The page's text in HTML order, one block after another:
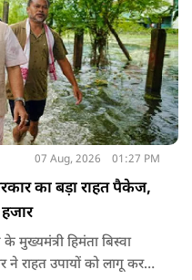
07 Aug, 2026 01:27 PM
का बड़ा राहत पैकेज,
ने राहत उपायों को लागू करना